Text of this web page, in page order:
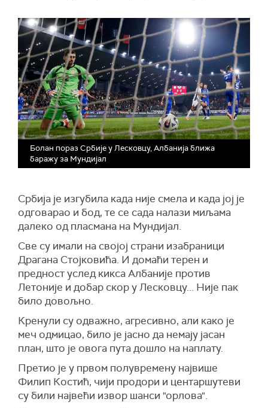
Болан пораз Србије у Лесковцу, Албанија ближа
баражу за Мундијал
Србија је изгубила када није смела и када јој је
одговарао и бод, те се сада налази миљама
далеко од пласмана на Мундијал.
Све су имали на својој страни изабраници
Драгана Стојковића. И домаћи терен и
предност услед кикса Албаније против
Летоније и добар скор у Лесковцу... Није пак
било довољно.
Кренули су одважно, агресивно, али како је
меч одмицао, било је јасно да немају јасан
план, што је овога пута дошло на наплату.
Претио је у првом полувремену највише
Филип Костић, чији продори и центаршутеви
су били највећи извор шанси "орлова".